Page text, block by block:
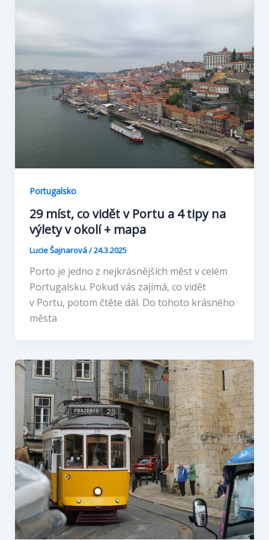
Portugalsko
29 míst, co vidět v Portu a 4 tipy na
výlety v okolí + mapa
Lucie Šajnarová/24.3.2025
Porto je jedno z nejkrásnějších měst v celém
Portugalsku. Pokud vás zajímá, co vidět
v Portu, potom čtěte dál. Do tohoto krásného
města